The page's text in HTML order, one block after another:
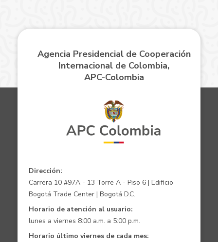
Agencia Presidencial de Cooperación
Internacional de Colombia,
APC-Colombia
Dirección:
Carrera 10 #97A - 13 Torre A - Piso 6 | Edificio
Bogotá Trade Center | Bogotá D.C.
Horario de atención al usuario:
lunes a viernes 8:00 a.m. a 5:00 p.m.
Horario último viernes de cada mes: